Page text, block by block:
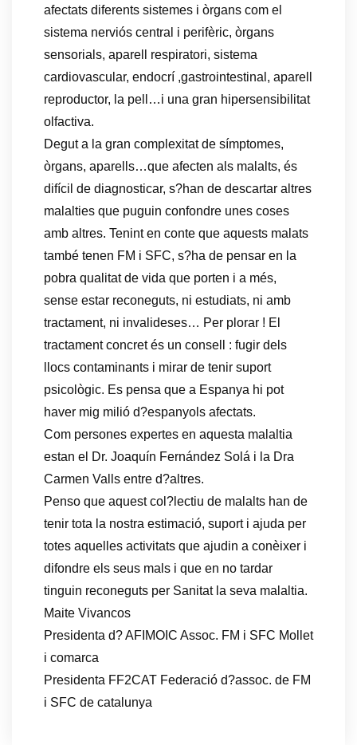
afectats diferents sistemes i òrgans com el
sistema nerviós central i perifèric, òrgans
sensorials, aparell respiratori, sistema
cardiovascular, endocrí ,gastrointestinal, aparell
reproductor, la pell…i una gran hipersensibilitat
olfactiva.
Degut a la gran complexitat de símptomes,
òrgans, aparells…que afecten als malalts, és
difícil de diagnosticar, s?han de descartar altres
malalties que puguin confondre unes coses
amb altres. Tenint en conte que aquests malats
també tenen FM i SFC, s?ha de pensar en la
pobra qualitat de vida que porten i a més,
sense estar reconeguts, ni estudiats, ni amb
tractament, ni invalideses… Per plorar ! El
tractament concret és un consell : fugir dels
llocs contaminants i mirar de tenir suport
psicològic. Es pensa que a Espanya hi pot
haver mig milió d?espanyols afectats.
Com persones expertes en aquesta malaltia
estan el Dr. Joaquín Fernández Solá i la Dra
Carmen Valls entre d?altres.
Penso que aquest col?lectiu de malalts han de
tenir tota la nostra estimació, suport i ajuda per
totes aquelles activitats que ajudin a conèixer i
difondre els seus mals i que en no tardar
tinguin reconeguts per Sanitat la seva malaltia.
Maite Vivancos
Presidenta d? AFIMOIC Assoc. FM i SFC Mollet
i comarca
Presidenta FF2CAT Federació d?assoc. de FM
i SFC de catalunya